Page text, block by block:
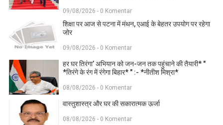
09/08/2026 - 0 Komentar
शिक्षा पर आज से पटना में मंथन, एआई के बेहतर उपयोग पर रहेगा
जोर
09/08/2026 - 0 Komentar
हर घर तिरंगा’ अभियान को जन-जन तक पहुंचाने की तैयारी* "
*तिरंगे के रंग में रंगेगा बिहार* " :- *नीतीश मिश्रा*
08/08/2026 - 0 Komentar
वास्तुशास्त्र और घर की सकारात्मक ऊर्जा
08/08/2026 - 0 Komentar